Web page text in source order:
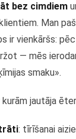
bez cimdiem
Man
ir vienkāršs:
— mēs
smaku».
jautāja
: tīrīšanai